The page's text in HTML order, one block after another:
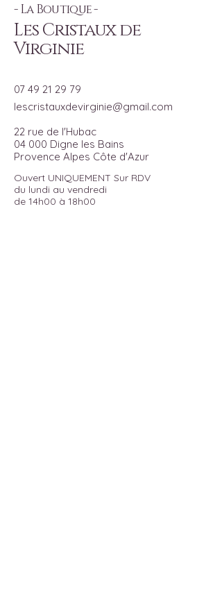
- La Boutique -
Les Cristaux de
Virginie
07 49 21 29 79
lescristauxdevirginie@gmail.com
22 rue de l'Hubac
04 000 Digne les Bains
Provence Alpes Côte d'Azur
Ouvert UNIQUEMENT Sur RDV
du lundi au vendredi
de 14h00 à 18h00